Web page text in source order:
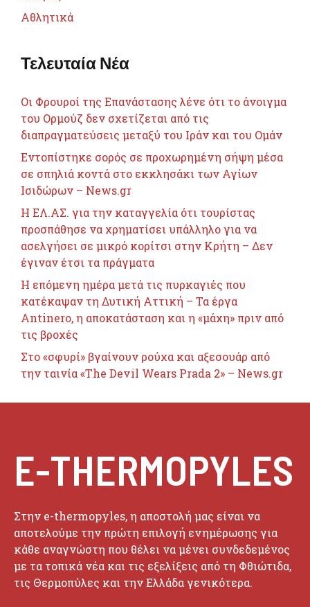
Αθλητικά
Τελευταία Νέα
Οι Φρουροί της Επανάστασης λένε ότι το άνοιγμα
του Ορμούζ δεν σχετίζεται από τις
διαπραγματεύσεις μεταξύ του Ιράν και του Ομάν
Εντοπίστηκε σορός σε προχωρημένη σήψη μέσα
σε σπηλιά κοντά στο εκκλησάκι των Αγίων
Ισιδώρων – News.gr
Η ΕΛ.ΑΣ. για την καταγγελία ότι τουρίστας
προσπάθησε να χρηματίσει υπάλληλο για να
ασελγήσει σε μικρό κορίτσι στην Κρήτη – Δεν
έγιναν έτσι τα πράγματα
Η επόμενη ημέρα μετά τις πυρκαγιές που
κατέκαψαν τη Δυτική Αττική – Τα έργα
Antinero, η αποκατάσταση και η «μάχη» πριν από
τις βροχές
Στο «σφυρί» βγαίνουν ρούχα και αξεσουάρ από
την ταινία «The Devil Wears Prada 2» – News.gr
E-THERMOPYLES
Στην e-thermopyles, η αποστολή μας είναι να
αποτελούμε την πρώτη επιλογή ενημέρωσης για
κάθε αναγνώστη που θέλει να μένει συνδεδεμένος
με τα τοπικά νέα και τις εξελίξεις από τη Φθιώτιδα,
τις Θερμοπύλες και την Ελλάδα γενικότερα.